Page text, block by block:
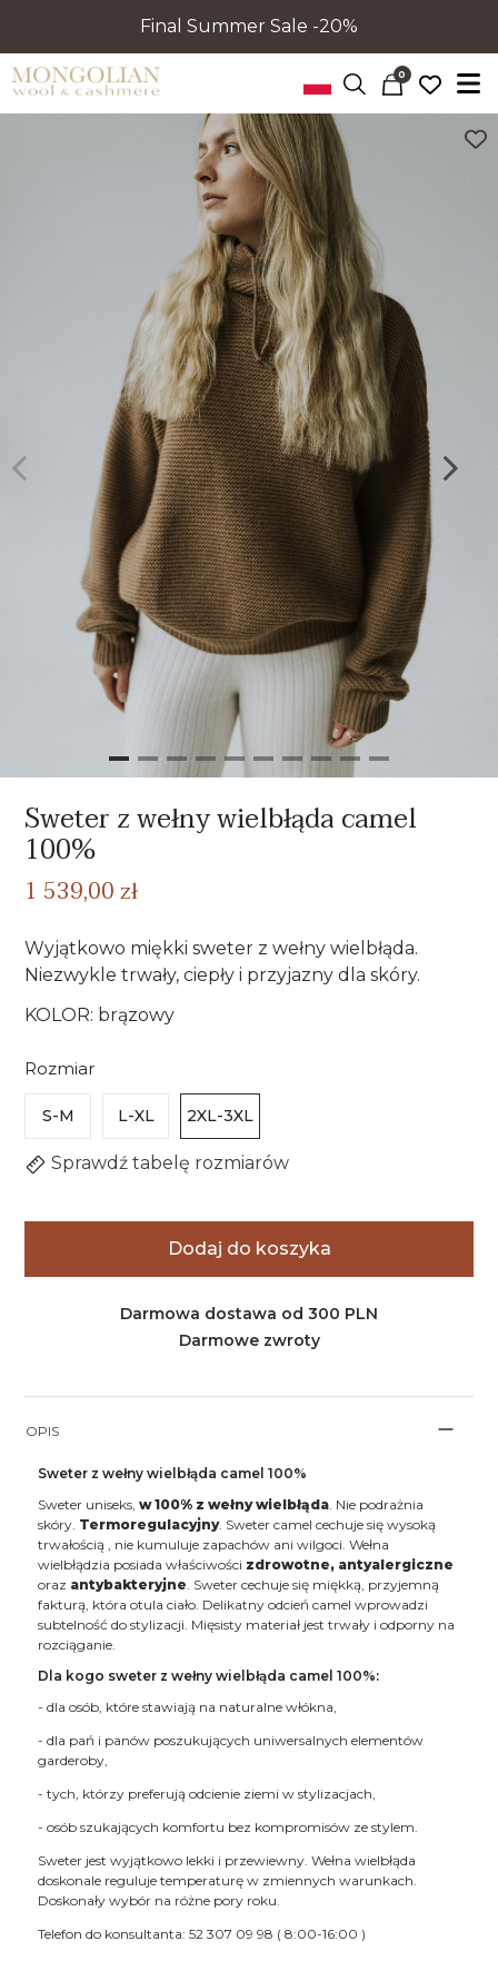
Final Summer Sale -20%
0
Poprzedni
Sweter z wełny wielbłąda camel
100%
1 539,00 zł
Wyjątkowo miękki sweter z wełny wielbłąda.
Niezwykle trwały, ciepły i przyjazny dla skóry.
KOLOR: brązowy
Rozmiar
S-M L-XL 2XL-3XL
Sprawdź tabelę rozmiarów
Dodaj do koszyka
Darmowa dostawa od 300 PLN
Darmowe zwroty
OPIS
Sweter z wełny wielbłąda camel 100%
Sweter uniseks, w 100% z wełny wielbłąda . Nie podrażnia
skóry. Termoregulacyjny. Sweter camel cechuje się wysoką
trwałością , nie kumuluje zapachów ani wilgoci. Wełna
wielbłądzia posiada właściwości zdrowotne, antyalergiczne
oraz antybakteryjne . Sweter cechuje się miękką, przyjemną
fakturą, która otula ciało. Delikatny odcień camel wprowadzi
subtelność do stylizacji. Mięsisty materiał jest trwały i odporny na
rozciąganie.
Dla kogo sweter z wełny wielbłąda camel 100%:
- dla osób, które stawiają na naturalne włókna,
- dla pań i panów poszukujących uniwersalnych elementów
garderoby,
- tych, którzy preferują odcienie ziemi w stylizacjach,
- osób szukających komfortu bez kompromisów ze stylem.
Sweter jest wyjątkowo lekki i przewiewny. Wełna wielbłąda
doskonale reguluje temperaturę w zmiennych warunkach.
Doskonały wybór na różne pory roku.
Telefon do konsultanta: 52 307 09 98 ( 8:00-16:00 )